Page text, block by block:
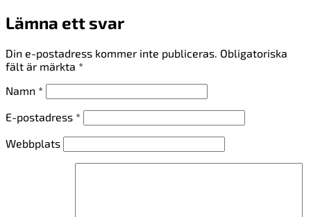
Lämna ett svar
Din e-postadress kommer inte publiceras. Obligatoriska
fält är märkta *
Namn *
E-postadress *
Webbplats